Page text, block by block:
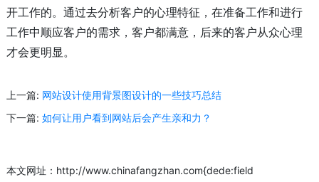
开工作的。通过去分析客户的心理特征，在准备工作和进行
工作中顺应客户的需求，客户都满意，后来的客户从众心理
才会更明显。
上一篇: 网站设计使用背景图设计的一些技巧总结
下一篇: 如何让用户看到网站后会产生亲和力？
本文网址：http://www.chinafangzhan.com{dede:field